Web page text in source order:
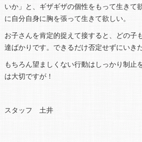
いか」と、ギザギザの個性をもって生きて
に自分自身に胸を張って生きて欲しい。
お子さんを肯定的捉えて接すると、どの子
達ばかりです。できるだけ否定せずにいき
もちろん望ましくない行動はしっかり制止
は大切ですが！
スタッフ 土井